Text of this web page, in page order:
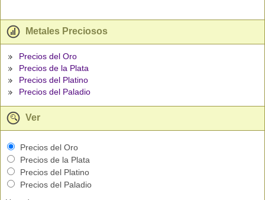
Metales Preciosos
Precios del Oro
Precios de la Plata
Precios del Platino
Precios del Paladio
Ver
Precios del Oro
Precios de la Plata
Precios del Platino
Precios del Paladio